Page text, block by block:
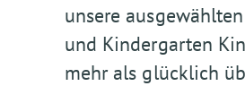
unsere
und Kindergarten
mehr als glücklich